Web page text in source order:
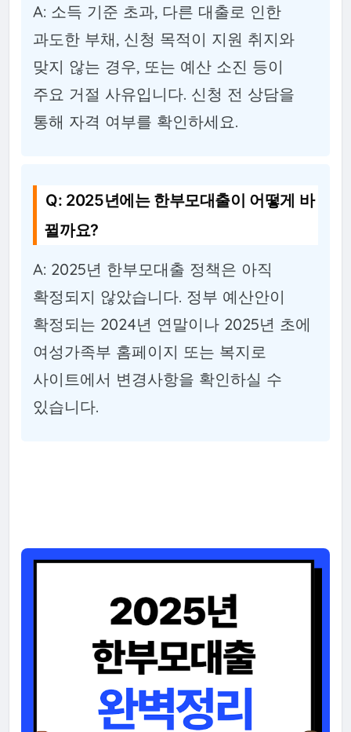
A: 소득 기준 초과, 다른 대출로 인한
과도한 부채, 신청 목적이 지원 취지와
맞지 않는 경우, 또는 예산 소진 등이
주요 거절 사유입니다. 신청 전 상담을
통해 자격 여부를 확인하세요.
Q: 2025년에는 한부모대출이 어떻게 바
뀔까요?
A: 2025년 한부모대출 정책은 아직
확정되지 않았습니다. 정부 예산안이
확정되는 2024년 연말이나 2025년 초에
여성가족부 홈페이지 또는 복지로
사이트에서 변경사항을 확인하실 수
있습니다.